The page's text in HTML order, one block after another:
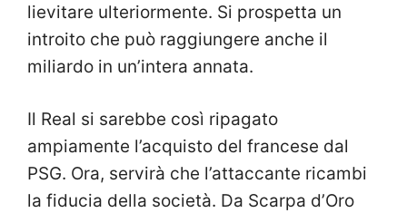
lievitare ulteriormente. Si prospetta un
introito che può raggiungere anche il
miliardo in un’intera annata.
Il Real si sarebbe così ripagato
ampiamente l’acquisto del francese dal
PSG. Ora, servirà che l’attaccante ricambi
la fiducia della società. Da Scarpa d’Oro